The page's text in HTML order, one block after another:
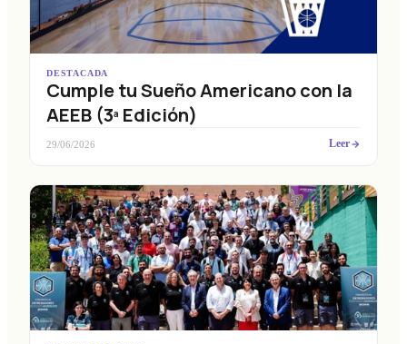
DESTACADA
Cumple tu Sueño Americano con la
AEEB (3ª Edición)
29/06/2026 Leer